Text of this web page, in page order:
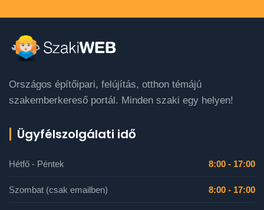
Országos építőipari, felújítás, otthon témájú
szakemberkereső portál. Minden szaki egy helyen!
Ügyfélszolgálati idő
Hétfő - Péntek 8:00 - 17:00
Szombat (csak emailben) 8:00 - 17:00